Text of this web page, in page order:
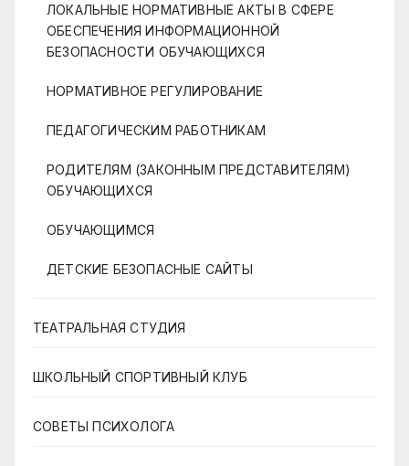
ЛОКАЛЬНЫЕ НОРМАТИВНЫЕ АКТЫ В СФЕРЕ
ОБЕСПЕЧЕНИЯ ИНФОРМАЦИОННОЙ
БЕЗОПАСНОСТИ ОБУЧАЮЩИХСЯ
НОРМАТИВНОЕ РЕГУЛИРОВАНИЕ
ПЕДАГОГИЧЕСКИМ РАБОТНИКАМ
РОДИТЕЛЯМ (ЗАКОННЫМ ПРЕДСТАВИТЕЛЯМ)
ОБУЧАЮЩИХСЯ
ОБУЧАЮЩИМСЯ
ДЕТСКИЕ БЕЗОПАСНЫЕ САЙТЫ
ТЕАТРАЛЬНАЯ СТУДИЯ
ШКОЛЬНЫЙ СПОРТИВНЫЙ КЛУБ
СОВЕТЫ ПСИХОЛОГА